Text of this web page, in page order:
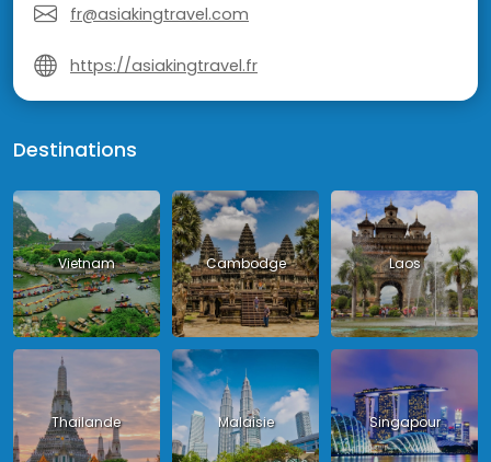
fr@asiakingtravel.com
https://asiakingtravel.fr
Destinations
Vietnam Cambodge Laos
Thailande Malaisie Singapour